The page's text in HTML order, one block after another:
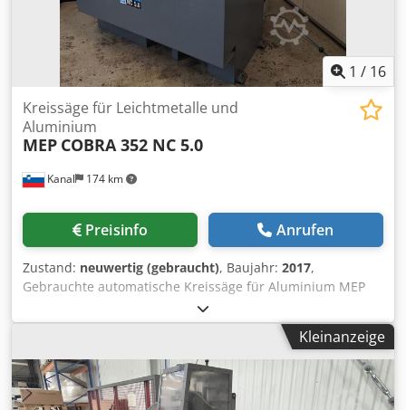
1 / 16
Kanal 174 km
Kreissäge für Leichtmetalle und
Aluminium
MEP COBRA 352 NC 5.0
Preisinfo Anrufen
Zustand: neuwertig (gebraucht), Baujahr: 2017,
Gebrauchte automatische Kreissäge für Aluminium MEP
Cobra 352 nc 5.0 Baujahr: 2017 Djdpfxjwu Tz Rs Ah Djkr
Sägeblattmaße: 350x32x3,4 mm Schnittgeschwindigkeit
des Blatts: 1700/3400 U/min Schnittwinkel: von -45° bis
+45° Schnittkapazität: bei 0° – rund: 120 mm, quadratisch:
105 mm, rechteckig: 180x70 mm Touchscreen
Maschinengewicht: 605 kg
Kleinanzeige